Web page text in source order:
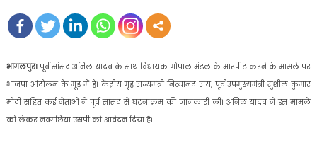
भागलपुर।पूर्व सांसद अनिल यादव के साथ विधायक गोपाल मंडल के मारपीट करने के मामले पर
भाजपा आंदोलन के मूड में है। केंद्रीय गृह राज्यमंत्री नित्यानंद राय, पूर्व उपमुख्यमंत्री सुशील कुमार
मोदी सहित कई नेताओं ने पूर्व सांसद से घटनाक्रम की जानकारी ली। अनिल यादव ने इस मामले
को लेकर नवगछिया एसपी को आवेदन दिया है।